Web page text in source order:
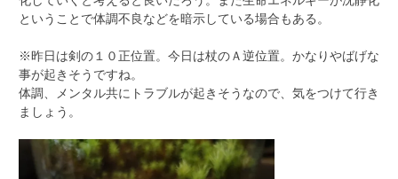
ということで体調不良などを暗示している場合もある。
※昨日は剣の１０正位置。今日は杖のＡ逆位置。かなりやばげな
事が起きそうですね。
体調、メンタル共にトラブルが起きそうなので、気をつけて行き
ましょう。